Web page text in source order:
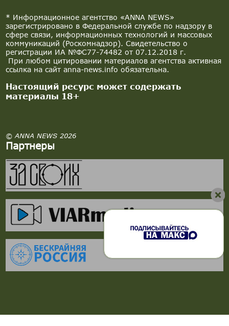
* Информационное агентство «ANNA NEWS»
зарегистрировано в Федеральной службе по надзору в
сфере связи, информационных технологий и массовых
коммуникаций (Роскомнадзор). Свидетельство о
регистрации ИА №ФС77-74482 от 07.12.2018 г.
При любом цитировании материалов агентства активная
ссылка на сайт anna-news.info обязательна.
Настоящий ресурс может содержать
материалы 18+
© ANNA NEWS 2026
Партнеры